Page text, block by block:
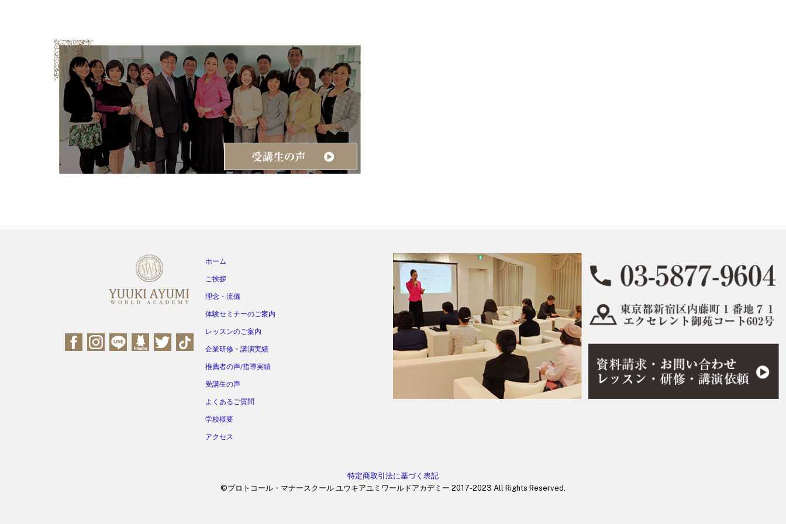
ホーム
ご挨拶
理念・流儀
体験セミナーのご案内
レッスンのご案内
企業研修・講演実績
推薦者の声/指導実績
受講生の声
よくあるご質問
学校概要
アクセス
特定商取引法に基づく表記
©プロトコール・マナースクール ユウキアユミワールドアカデミー 2017-2023 All Rights Reserved.